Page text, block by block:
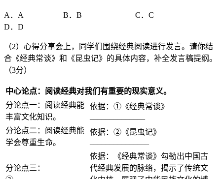
A．A B．B C．C
D．D
（2）心得分享会上，同学们围绕经典阅读进行发言。请你结
合《经典常谈》和《昆虫记》的具体内容，补全发言稿提纲。
（3分）
中心论点：阅读经典对我们有重要的现实意义。
分论点一：阅读经典能
丰富文化知识。
依据：①《经典常谈》
分论点二：阅读经典能
学会尊重生命。
依据：②《昆虫记》
分论点三：
依据：《经典常谈》勾勒出中国古
代经典发展的脉络，揭示了传统文